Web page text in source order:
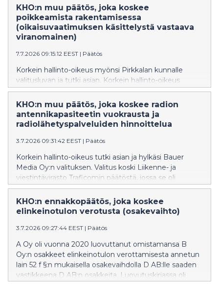
oikeudessa siltä osin kuin niitä ei korvata
oikeusapupäätöksen perusteella valtion varoista.
KHO:n muu päätös, joka koskee
poikkeamista rakentamisessa
(oikaisuvaatimuksen käsittelystä vastaava
viranomainen)
7.7.2026 09:15:12 EEST | Päätös
Korkein hallinto-oikeus myönsi Pirkkalan kunnalle
valitusluvan ja tutki asian. Korkein hallinto-oikeus
kumosi Hämeenlinnan hallinto-oikeuden päätöksen ja
palautti asian hallinto-oikeudelle uudelleen
käsiteltäväksi. Asiassa oli ratkaistavana, millä taholla on
ollut toimivalta käsitellä kaavoitusjohtajan
Asian tausta, korkeimmassa hallinto-oikeudessa
esitetyt vaatimukset ja korkeimman hallinto-oikeuden
ratkaisun perustelut ovat luettavissa korkeimman
hallinto-oikeuden internetsivustolla julkaistusta
päätöksestä. KHO 7.7.2026 T 1887
KHO:n muu päätös, joka koskee radion
antennikapasiteetin vuokrausta ja
radiolähetyspalveluiden hinnoittelua
3.7.2026 09:31:42 EEST | Päätös
Korkein hallinto-oikeus tutki asian ja hylkäsi Bauer
Media Oy:n valituksen. Valitus koski Liikenne- ja
viestintävirasto Traficomin päätöstä, jossa se oli
katsonut, siltä osin kuin asiasta oli korkeimmassa
hallinto-oikeudessa kysymys, että Digitan
päälähetysasemien radion antennikapasiteetin
kustannussuuntautuneita tehokkuus huomioiden
lukuun ottamatta 15:aa antenni-ERP-teholuokka -
yhdistelmän palvelua. Bauer Media Oy oli
valituksessaan vaatinut, että Liikenne- ja
viestintäviraston päätös kumotaan siltä osin kuin Digita
Oy:n on vahvistettu noudattavan
KHO:n ennakkopäätös, joka koskee
elinkeinotulon verotusta (osakevaihto)
3.7.2026 09:27:44 EEST | Päätös
A Oy oli vuonna 2020 luovuttanut omistamansa B
Oy:n osakkeet elinkeinotulon verottamisesta annetun
lain 52 f §:n mukaisella osakevaihdolla D AB:lle saaden
vastikkeena D AB:n osakkeita. Luovutuskirjassa oli